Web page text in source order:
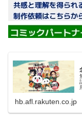
hb.afl.rakuten.co.jp